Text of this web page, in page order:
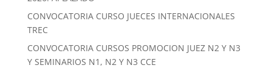
CONVOCATORIA CURSO JUECES INTERNACIONALES
TREC
CONVOCATORIA CURSOS PROMOCION JUEZ N2 Y N3
Y SEMINARIOS N1, N2 Y N3 CCE